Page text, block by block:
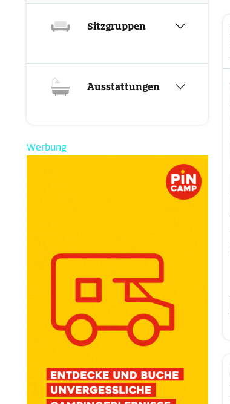
Sitzgruppen
Ausstattungen
Werbung